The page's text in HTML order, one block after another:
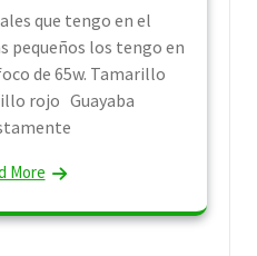
que tengo en el
pequeños los tengo en
de 65w. Tamarillo
rojo Guayaba
More